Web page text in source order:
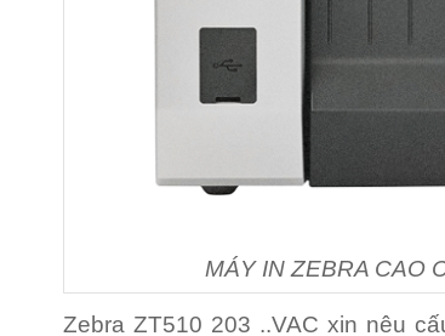
MÁY IN ZEBRA CAO
Zebra ZT510 203 ..VAC xin nêu